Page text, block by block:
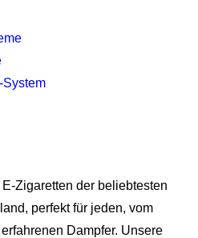
System
Zigaretten der beliebtesten
perfekt für jeden, vom
Dampfer. Unsere